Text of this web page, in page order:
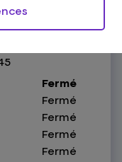
Fermé
Fermé
Fermé
Fermé
Fermé